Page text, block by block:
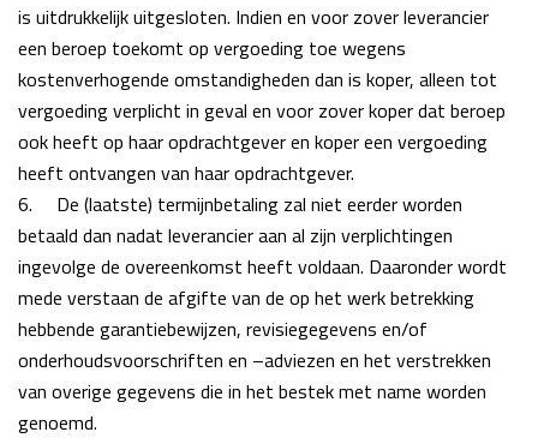
is uitdrukkelijk uitgesloten. Indien en voor zover leverancier
een beroep toekomt op vergoeding toe wegens
kostenverhogende omstandigheden dan is koper, alleen tot
vergoeding verplicht in geval en voor zover koper dat beroep
ook heeft op haar opdrachtgever en koper een vergoeding
heeft ontvangen van haar opdrachtgever.
6.
De (laatste) termijnbetaling zal niet eerder worden
betaald dan nadat leverancier aan al zijn verplichtingen
ingevolge de overeenkomst heeft voldaan. Daaronder wordt
mede verstaan de afgifte van de op het werk betrekking
hebbende garantiebewijzen, revisiegegevens en/of
onderhoudsvoorschriften en –adviezen en het verstrekken
van overige gegevens die in het bestek met name worden
genoemd.